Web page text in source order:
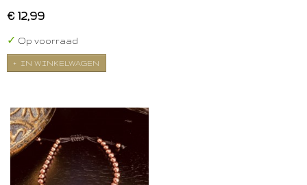
€ 12,99
✓ Op voorraad
IN WINKELWAGEN